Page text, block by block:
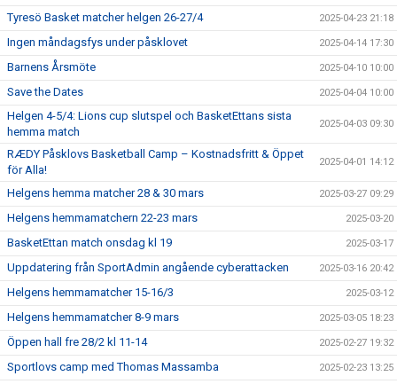
Tyresö Basket matcher helgen 26-27/4 2025-04-23 21:18
Ingen måndagsfys under påsklovet 2025-04-14 17:30
Barnens Årsmöte 2025-04-10 10:00
Save the Dates 2025-04-04 10:00
Helgen 4-5/4: Lions cup slutspel och BasketEttans sista
hemma match
2025-04-03 09:30
RÆDY Påsklovs Basketball Camp – Kostnadsfritt & Öppet
för Alla!
2025-04-01 14:12
Helgens hemma matcher 28 & 30 mars 2025-03-27 09:29
Helgens hemmamatchern 22-23 mars 2025-03-20
BasketEttan match onsdag kl 19 2025-03-17
Uppdatering från SportAdmin angående cyberattacken 2025-03-16 20:42
Helgens hemmamatcher 15-16/3 2025-03-12
Helgens hemmamatcher 8-9 mars 2025-03-05 18:23
Öppen hall fre 28/2 kl 11-14 2025-02-27 19:32
Sportlovs camp med Thomas Massamba 2025-02-23 13:25